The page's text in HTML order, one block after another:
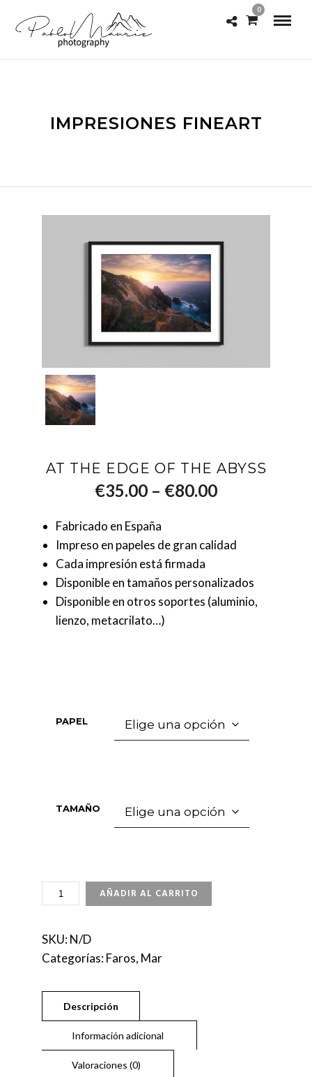
0
IMPRESIONES FINEART
AT THE EDGE OF THE ABYSS
€35.00 – €80.00
Fabricado en España
Impreso en papeles de gran calidad
Cada impresión está firmada
Disponible en tamaños personalizados
Disponible en otros soportes (aluminio,
lienzo, metacrilato…)
PAPEL
TAMAÑO
THE
THE
ABYSS
AÑADIR AL CARRITO
SKU:N/D
Categorías:Faros, Mar